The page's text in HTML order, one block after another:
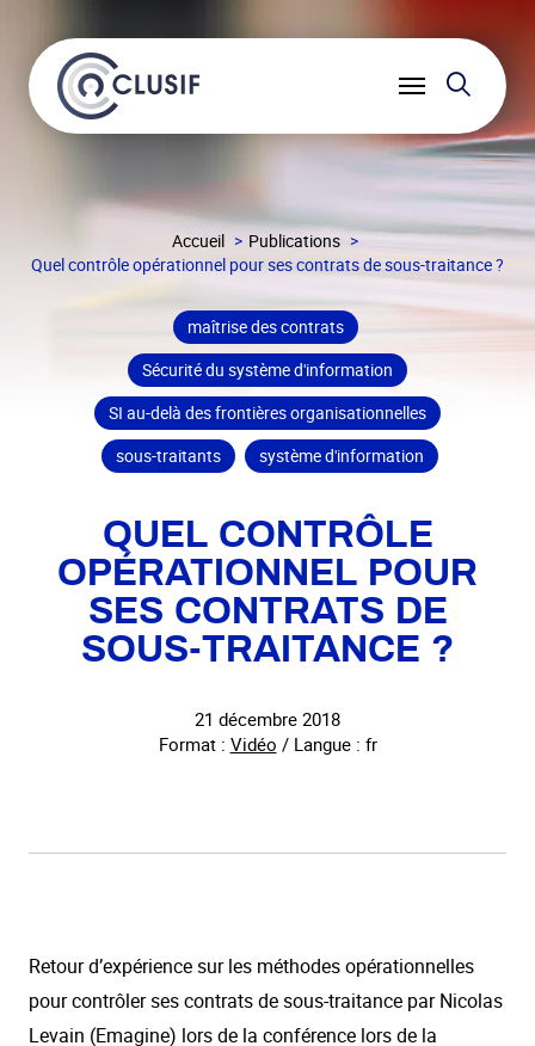
Ouvrir
Accueil
Publications
Quel contrôle opérationnel pour ses contrats de sous-traitance ?
maîtrise des contrats
Sécurité du système d'information
SI au-delà des frontières organisationnelles
sous-traitants
système d'information
QUEL CONTRÔLE
OPÉRATIONNEL POUR
SES CONTRATS DE
SOUS-TRAITANCE ?
21 décembre 2018
Format : Vidéo / Langue : fr
Retour d’expérience sur les méthodes opérationnelles
pour contrôler ses contrats de sous-traitance par Nicolas
Levain (Emagine) lors de la conférence lors de la